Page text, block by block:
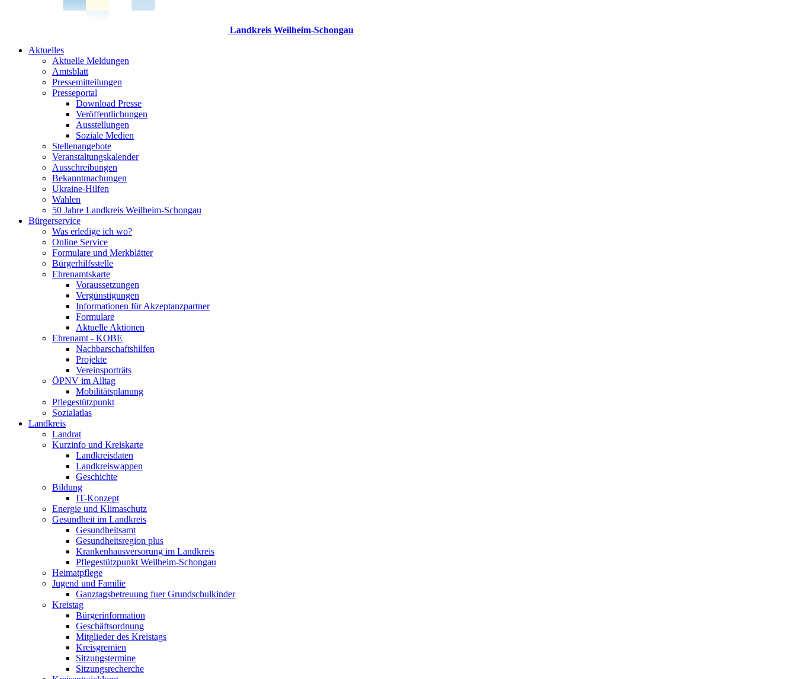
Landkreis Weilheim-Schongau
Aktuelles
Aktuelle Meldungen
Amtsblatt
Pressemitteilungen
Presseportal
Download Presse
Veröffentlichungen
Ausstellungen
Soziale Medien
Stellenangebote
Veranstaltungskalender
Ausschreibungen
Bekanntmachungen
Ukraine-Hilfen
Wahlen
50 Jahre Landkreis Weilheim-Schongau
Bürgerservice
Was erledige ich wo?
Online Service
Formulare und Merkblätter
Bürgerhilfsstelle
Ehrenamtskarte
Voraussetzungen
Vergünstigungen
Informationen für Akzeptanzpartner
Formulare
Aktuelle Aktionen
Ehrenamt - KOBE
Nachbarschaftshilfen
Projekte
Vereinsporträts
ÖPNV im Alltag
Mobilitätsplanung
Pflegestützpunkt
Sozialatlas
Landkreis
Landrat
Kurzinfo und Kreiskarte
Landkreisdaten
Landkreiswappen
Geschichte
Bildung
IT-Konzept
Energie und Klimaschutz
Gesundheit im Landkreis
Gesundheitsamt
Gesundheitsregion plus
Krankenhausversorung im Landkreis
Pflegestützpunkt Weilheim-Schongau
Heimatpflege
Jugend und Familie
Ganztagsbetreuung fuer Grundschulkinder
Kreistag
Bürgerinformation
Geschäftsordnung
Mitglieder des Kreistags
Kreisgremien
Sitzungstermine
Sitzungsrecherche